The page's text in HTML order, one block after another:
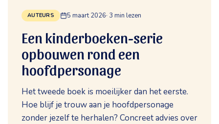
AUTEURS 5 maart 2026· 3 min lezen
Een kinderboeken-serie
opbouwen rond een
hoofdpersonage
Het tweede boek is moeilijker dan het eerste.
Hoe blijf je trouw aan je hoofdpersonage
zonder jezelf te herhalen? Concreet advies over